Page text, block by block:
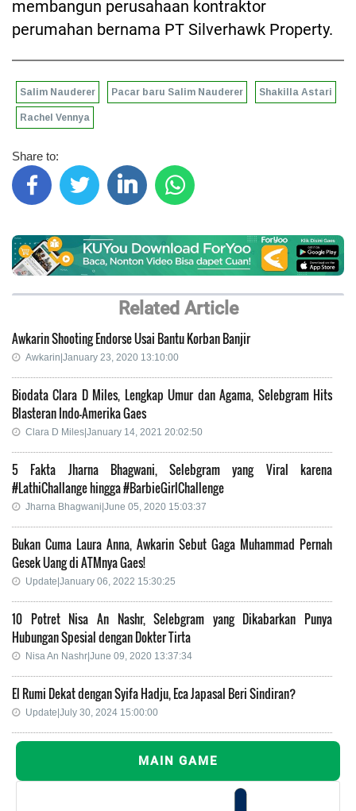
membangun perusahaan kontraktor
perumahan bernama PT Silverhawk Property.
Salim Nauderer Pacar baru Salim Nauderer Shakilla Astari
Rachel Vennya
Share to:
Related Article
Awkarin Shooting Endorse Usai Bantu Korban Banjir
Awkarin|January 23, 2020 13:10:00
Biodata Clara D Miles, Lengkap Umur dan Agama, Selebgram Hits
Blasteran Indo-Amerika Gaes
Clara D Miles|January 14, 2021 20:02:50
5 Fakta Jharna Bhagwani, Selebgram yang Viral karena
#LathiChallange hingga #BarbieGirlChallenge
Jharna Bhagwani|June 05, 2020 15:03:37
Bukan Cuma Laura Anna, Awkarin Sebut Gaga Muhammad Pernah
Gesek Uang di ATMnya Gaes!
Update|January 06, 2022 15:30:25
10 Potret Nisa An Nashr, Selebgram yang Dikabarkan Punya
Hubungan Spesial dengan Dokter Tirta
Nisa An Nashr|June 09, 2020 13:37:34
El Rumi Dekat dengan Syifa Hadju, Eca Japasal Beri Sindiran?
Update|July 30, 2024 15:00:00
MAIN GAME